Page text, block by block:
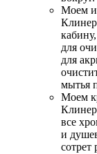
Моем и
для
для
мытья
Моем
все
и
сотрет